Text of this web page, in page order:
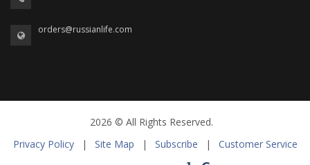
orders@russianlife.com
2026 © All Rights Reserved.
Privacy Policy
| Site Map | Subscribe | Customer Service